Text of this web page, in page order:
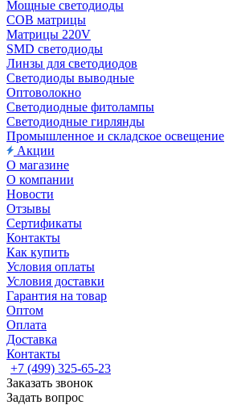
Мощные светодиоды
COB матрицы
Матрицы 220V
SMD светодиоды
Линзы для светодиодов
Светодиоды выводные
Оптоволокно
Светодиодные фитолампы
Светодиодные гирлянды
Промышленное и складское освещение
Акции
О магазине
О компании
Новости
Отзывы
Сертификаты
Контакты
Как купить
Условия оплаты
Условия доставки
Гарантия на товар
Оптом
Оплата
Доставка
Контакты
+7 (499) 325-65-23
Заказать звонок
Задать вопрос